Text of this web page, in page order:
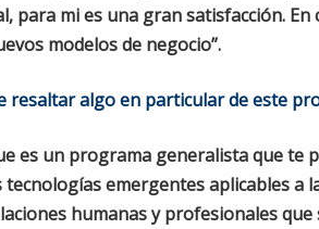
para mi es una gran satisfacción.
modelos de negocio”.
resaltar algo en particular de este
es un programa generalista que te
tecnologías emergentes aplicables a
humanas y profesionales